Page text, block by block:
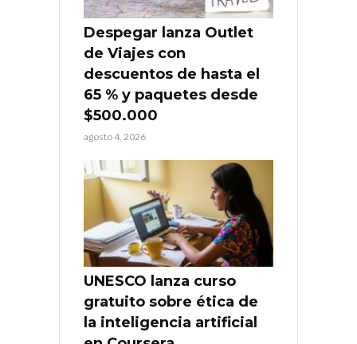
Despegar lanza Outlet
de Viajes con
descuentos de hasta el
65 % y paquetes desde
$500.000
agosto 4, 2026
UNESCO lanza curso
gratuito sobre ética de
la inteligencia artificial